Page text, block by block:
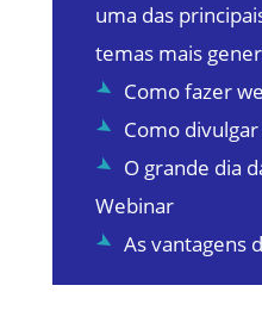
uma das
temas mais
Como fazer
Como
O grande dia
Webinar
As vantagens